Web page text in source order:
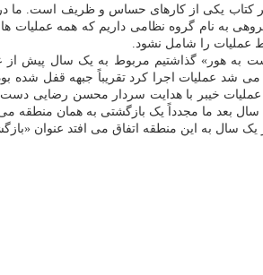
کتاب یکی از کارهای حساس و ظریف است.
به نام گروه نظامی داریم که همه عملیات
عملیات را شامل نشود.
به هور» گذاشتیم مربوط به یک سال پیش از
شد عملیات اجرا کرد تقریباً جبهه قفل شده
خیبر با هدایت سردار محسن رضایی دست
بعد ما مجدداً یک بازگشتی به همان منطقه می
سال به این منطقه اتفاق می افتد عنوان